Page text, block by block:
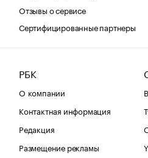
Отзывы о сервисе
Сертифицированные партнеры
РБК
О компании
Контактная информация
Редакция
Размещение рекламы